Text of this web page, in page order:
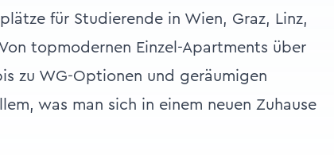
für Studierende in Wien, Graz, Linz,
topmodernen Einzel-Apartments über
zu WG-Optionen und geräumigen
was man sich in einem neuen Zuhause